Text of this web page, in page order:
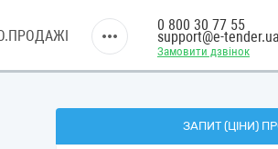
Замовити дзвінок
0 800 30 77 55
support@e-tender.ua
ЗАПИТ (ЦІНИ)